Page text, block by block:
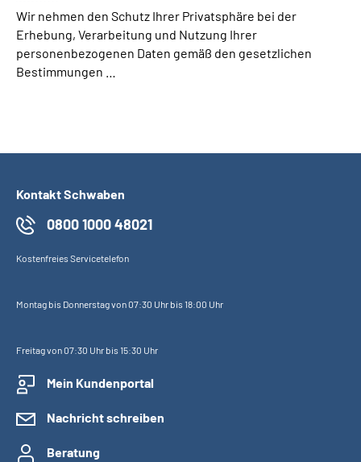
Wir nehmen den Schutz Ihrer Privatsphäre bei der
Erhebung, Verarbeitung und Nutzung Ihrer
personenbezogenen Daten gemäß den gesetzlichen
Bestimmungen …
Kontakt Schwaben
0800 1000 48021
Kostenfreies Servicetelefon
Montag bis Donnerstag von 07:30 Uhr bis 18:00 Uhr
Freitag von 07:30 Uhr bis 15:30 Uhr
Mein Kundenportal
Nachricht schreiben
Beratung